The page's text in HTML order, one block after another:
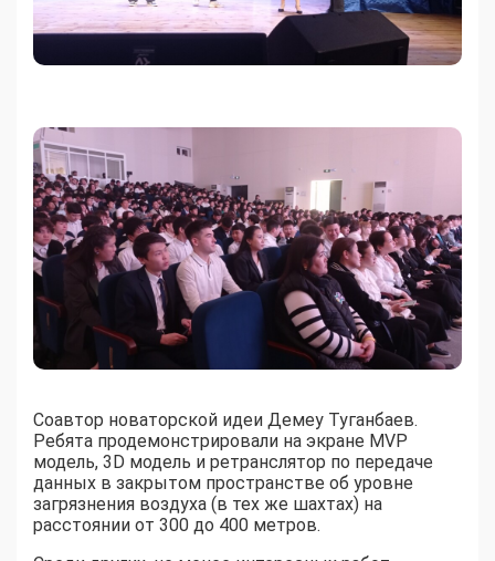
Соавтор новаторской идеи Демеу Туганбаев.
Ребята продемонстрировали на экране MVP
модель, 3D модель и ретранслятор по передаче
данных в закрытом пространстве об уровне
загрязнения воздуха (в тех же шахтах) на
расстоянии от 300 до 400 метров.